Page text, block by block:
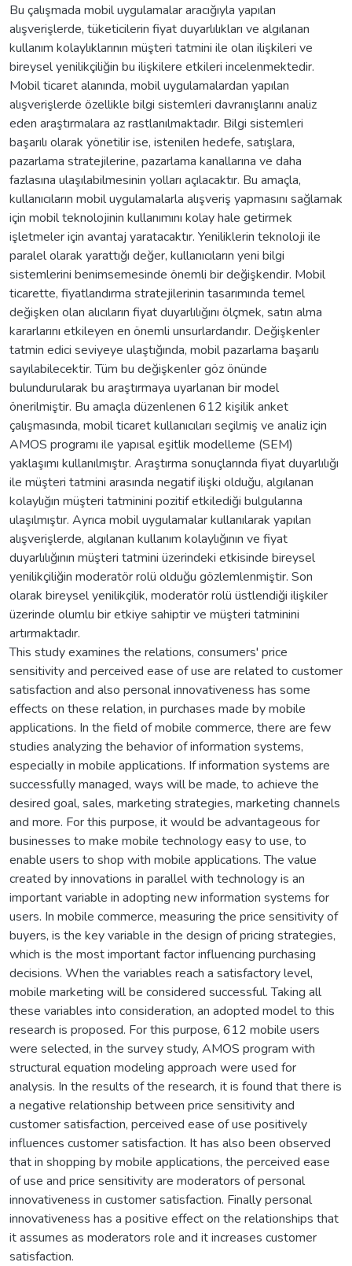
Bu çalışmada mobil uygulamalar aracığıyla yapılan
alışverişlerde, tüketicilerin fiyat duyarlılıkları ve algılanan
kullanım kolaylıklarının müşteri tatmini ile olan ilişkileri ve
bireysel yenilikçiliğin bu ilişkilere etkileri incelenmektedir.
Mobil ticaret alanında, mobil uygulamalardan yapılan
alışverişlerde özellikle bilgi sistemleri davranışlarını analiz
eden araştırmalara az rastlanılmaktadır. Bilgi sistemleri
başarılı olarak yönetilir ise, istenilen hedefe, satışlara,
pazarlama stratejilerine, pazarlama kanallarına ve daha
fazlasına ulaşılabilmesinin yolları açılacaktır. Bu amaçla,
kullanıcıların mobil uygulamalarla alışveriş yapmasını sağlamak
için mobil teknolojinin kullanımını kolay hale getirmek
işletmeler için avantaj yaratacaktır. Yeniliklerin teknoloji ile
paralel olarak yarattığı değer, kullanıcıların yeni bilgi
sistemlerini benimsemesinde önemli bir değişkendir. Mobil
ticarette, fiyatlandırma stratejilerinin tasarımında temel
değişken olan alıcıların fiyat duyarlılığını ölçmek, satın alma
kararlarını etkileyen en önemli unsurlardandır. Değişkenler
tatmin edici seviyeye ulaştığında, mobil pazarlama başarılı
sayılabilecektir. Tüm bu değişkenler göz önünde
bulundurularak bu araştırmaya uyarlanan bir model
önerilmiştir. Bu amaçla düzenlenen 612 kişilik anket
çalışmasında, mobil ticaret kullanıcıları seçilmiş ve analiz için
AMOS programı ile yapısal eşitlik modelleme (SEM)
yaklaşımı kullanılmıştır. Araştırma sonuçlarında fiyat duyarlılığı
ile müşteri tatmini arasında negatif ilişki olduğu, algılanan
kolaylığın müşteri tatminini pozitif etkilediği bulgularına
ulaşılmıştır. Ayrıca mobil uygulamalar kullanılarak yapılan
alışverişlerde, algılanan kullanım kolaylığının ve fiyat
duyarlılığının müşteri tatmini üzerindeki etkisinde bireysel
yenilikçiliğin moderatör rolü olduğu gözlemlenmiştir. Son
olarak bireysel yenilikçilik, moderatör rolü üstlendiği ilişkiler
üzerinde olumlu bir etkiye sahiptir ve müşteri tatminini
artırmaktadır.
This study examines the relations, consumers' price
sensitivity and perceived ease of use are related to customer
satisfaction and also personal innovativeness has some
effects on these relation, in purchases made by mobile
applications. In the field of mobile commerce, there are few
studies analyzing the behavior of information systems,
especially in mobile applications. If information systems are
successfully managed, ways will be made, to achieve the
desired goal, sales, marketing strategies, marketing channels
and more. For this purpose, it would be advantageous for
businesses to make mobile technology easy to use, to
enable users to shop with mobile applications. The value
created by innovations in parallel with technology is an
important variable in adopting new information systems for
users. In mobile commerce, measuring the price sensitivity of
buyers, is the key variable in the design of pricing strategies,
which is the most important factor influencing purchasing
decisions. When the variables reach a satisfactory level,
mobile marketing will be considered successful. Taking all
these variables into consideration, an adopted model to this
research is proposed. For this purpose, 612 mobile users
were selected, in the survey study, AMOS program with
structural equation modeling approach were used for
analysis. In the results of the research, it is found that there is
a negative relationship between price sensitivity and
customer satisfaction, perceived ease of use positively
influences customer satisfaction. It has also been observed
that in shopping by mobile applications, the perceived ease
of use and price sensitivity are moderators of personal
innovativeness in customer satisfaction. Finally personal
innovativeness has a positive effect on the relationships that
it assumes as moderators role and it increases customer
satisfaction.